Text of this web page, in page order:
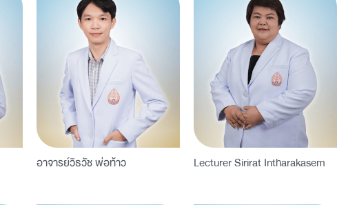
อาจารย์วิธวัช พ่อท้าว Lecturer Sirirat Intharakasem